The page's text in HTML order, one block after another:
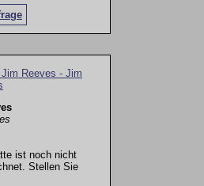
ist noch nicht
Stellen Sie